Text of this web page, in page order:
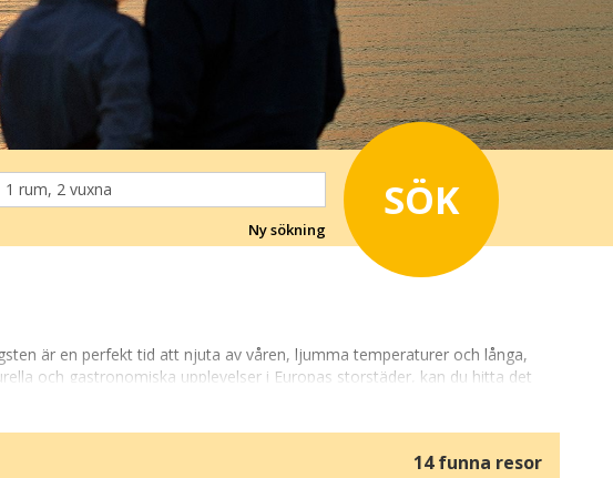
SÖK
Ny sökning
är en perfekt tid att njuta av våren, ljumma temperaturer och långa,
och gastronomiska upplevelser i Europas storstäder, kan du hitta det
som vandring, cykling, båtturer eller sightseeing. Pingsten är också
14 funna resor